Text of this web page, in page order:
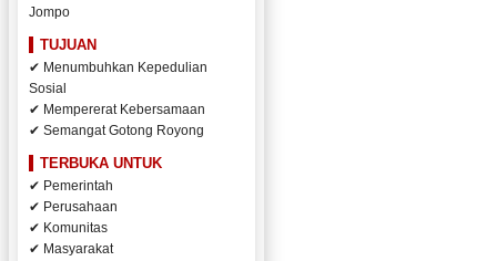
Jompo
TUJUAN
✔ Menumbuhkan Kepedulian
Sosial
✔ Mempererat Kebersamaan
✔ Semangat Gotong Royong
TERBUKA UNTUK
✔ Pemerintah
✔ Perusahaan
✔ Komunitas
✔ Masyarakat